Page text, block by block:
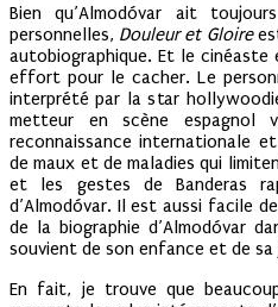
Bien qu’Almodóvar ait
personnelles, Douleur et Gloire
autobiographique. Et le
effort pour le cacher. Le
interprété par la star
metteur en scène espagnol
reconnaissance internationale
de maux et de maladies qui
et les gestes de Banderas
d’Almodóvar. Il est aussi facile
de la biographie d’Almodóvar
souvient de son enfance et de sa
En fait, je trouve que